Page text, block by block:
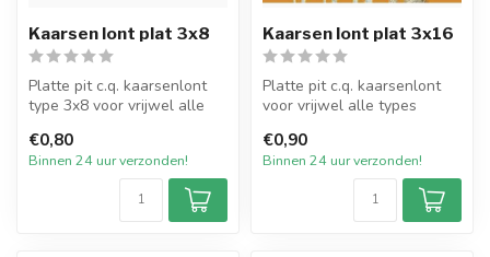
Kaarsen lont plat 3x8
Platte pit c.q. kaarsenlont
type 3x8 voor vrijwel alle
€0,80
Binnen 24 uur verzonden!
Kaarsen lont plat 3x16
Platte pit c.q. kaarsenlont
voor vrijwel alle types
p...
€0,90
Binnen 24 uur verzonden!